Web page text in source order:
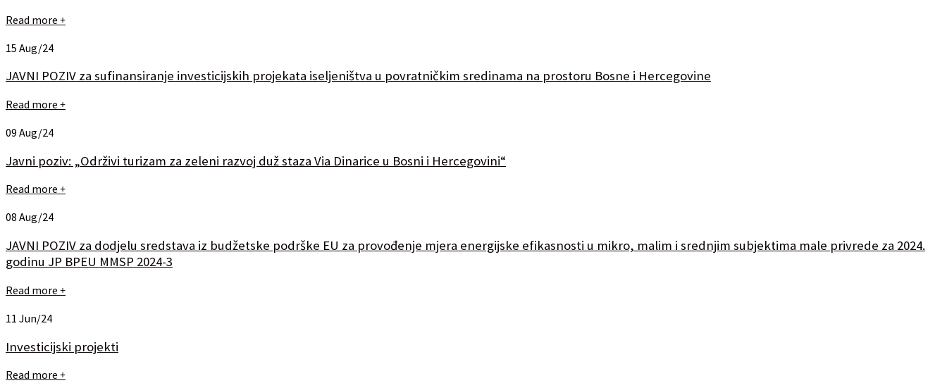
Read more +
15 Aug/24
JAVNI POZIV za sufinansiranje investicijskih projekata iseljeništva u povratničkim sredinama na prostoru Bosne i Hercegovine
Read more +
09 Aug/24
Javni poziv: „Održivi turizam za zeleni razvoj duž staza Via Dinarice u Bosni i Hercegovini“
Read more +
08 Aug/24
JAVNI POZIV za dodjelu sredstava iz budžetske podrške EU za provođenje mjera energijske efikasnosti u mikro, malim i srednjim subjektima male privrede za 2024.
godinu JP BPEU MMSP 2024-3
Read more +
11 Jun/24
Investicijski projekti
Read more +